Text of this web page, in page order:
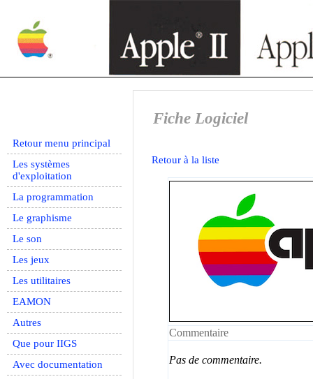
Retour menu principal
Les systèmes
d'exploitation
La programmation
Le graphisme
Le son
Les jeux
Les utilitaires
EAMON
Autres
Que pour IIGS
Avec documentation
Fiche Logiciel
Retour à la liste
Commentaire
Pas de commentaire.